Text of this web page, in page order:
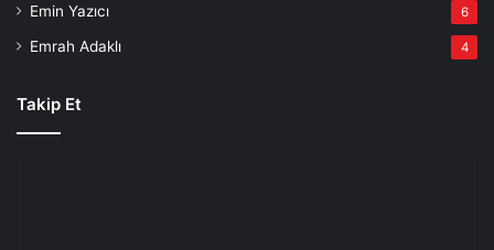
Emin Yazıcı 6
Emrah Adaklı 4
Takip Et